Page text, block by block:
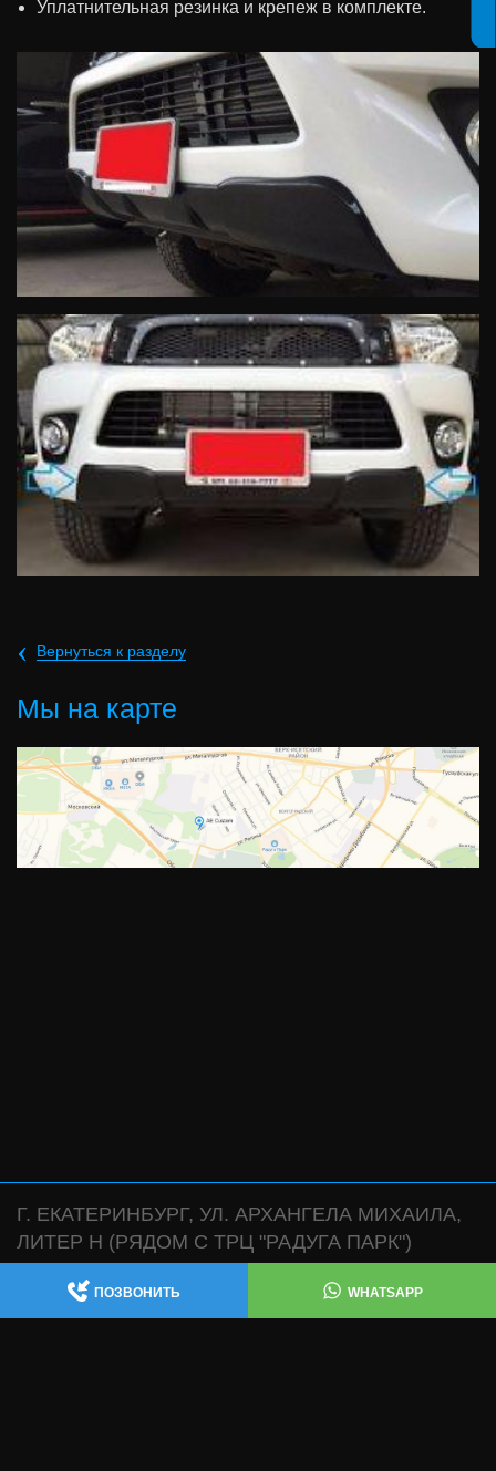
ПОЗВОНИТЬ WHATSAPP
Уплатнительная резинка и крепеж в комплекте.
‹ Вернуться к разделу
Мы на карте
Г. ЕКАТЕРИНБУРГ, УЛ. АРХАНГЕЛА МИХАИЛА,
ЛИТЕР Н (РЯДОМ С ТРЦ "РАДУГА ПАРК")
АВТОСЕРВИС:
,
WHATSAPP
МАГАЗИН:
WHATSAPP